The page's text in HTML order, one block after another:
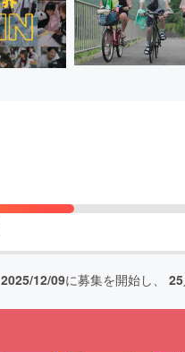
2025/12/09に募集を開始し、 25